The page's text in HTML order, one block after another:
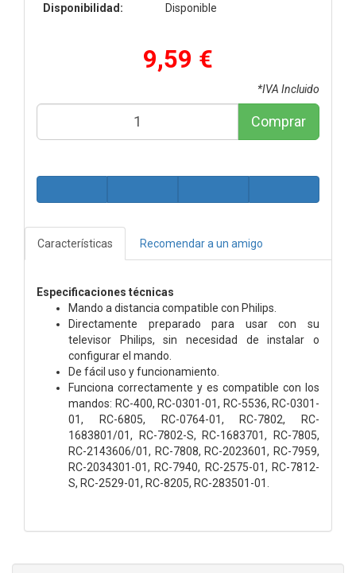
Disponibilidad: Disponible
9,59 €
*IVA Incluido
Comprar
Características Recomendar a un amigo
Especificaciones técnicas
Mando a distancia compatible con Philips.
Directamente preparado para usar con su
televisor Philips, sin necesidad de instalar o
configurar el mando.
De fácil uso y funcionamiento.
Funciona correctamente y es compatible con los
mandos: RC-400, RC-0301-01, RC-5536, RC-0301-
01, RC-6805, RC-0764-01, RC-7802, RC-
1683801/01, RC-7802-S, RC-1683701, RC-7805,
RC-2143606/01, RC-7808, RC-2023601, RC-7959,
RC-2034301-01, RC-7940, RC-2575-01, RC-7812-
S, RC-2529-01, RC-8205, RC-283501-01.